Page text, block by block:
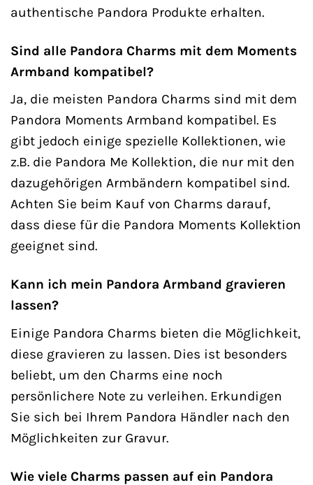
authentische Pandora Produkte erhalten.
Sind alle Pandora Charms mit dem Moments
Armband kompatibel?
Ja, die meisten Pandora Charms sind mit dem
Pandora Moments Armband kompatibel. Es
gibt jedoch einige spezielle Kollektionen, wie
z.B. die Pandora Me Kollektion, die nur mit den
dazugehörigen Armbändern kompatibel sind.
Achten Sie beim Kauf von Charms darauf,
dass diese für die Pandora Moments Kollektion
geeignet sind.
Kann ich mein Pandora Armband gravieren
lassen?
Einige Pandora Charms bieten die Möglichkeit,
diese gravieren zu lassen. Dies ist besonders
beliebt, um den Charms eine noch
persönlichere Note zu verleihen. Erkundigen
Sie sich bei Ihrem Pandora Händler nach den
Möglichkeiten zur Gravur.
Wie viele Charms passen auf ein Pandora